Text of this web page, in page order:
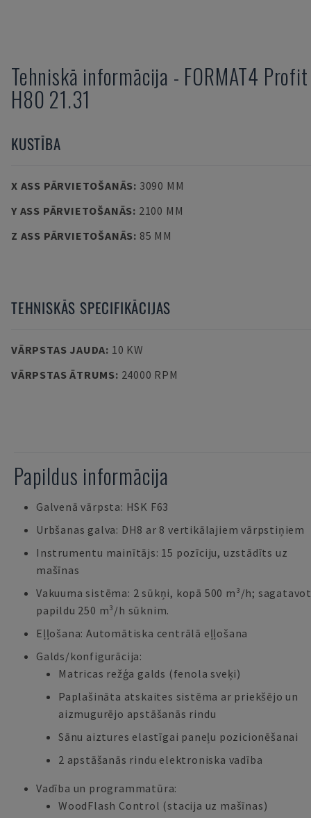
Tehniskā informācija - FORMAT4 Profit
H80 21.31
KUSTĪBA
X ASS PĀRVIETOŠANĀS: 3090 MM
Y ASS PĀRVIETOŠANĀS: 2100 MM
Z ASS PĀRVIETOŠANĀS: 85 MM
TEHNISKĀS SPECIFIKĀCIJAS
VĀRPSTAS JAUDA: 10 KW
VĀRPSTAS ĀTRUMS: 24000 RPM
Papildus informācija
Galvenā vārpsta: HSK F63
Urbšanas galva: DH8 ar 8 vertikālajiem vārpstiņiem
Instrumentu mainītājs: 15 pozīciju, uzstādīts uz
mašīnas
Vakuuma sistēma: 2 sūkņi, kopā 500 m³/h;
papildu 250 m³/h sūknim.
Eļļošana: Automātiska centrālā eļļošana
Galds/konfigurācija:
Matricas režģa galds (fenola sveķi)
Paplašināta atskaites sistēma ar priekšējo un
aizmugurējo apstāšanās rindu
Sānu aiztures elastīgai paneļu pozicionēšanai
2 apstāšanās rindu elektroniska vadība
Vadība un programmatūra:
WoodFlash Control (stacija uz mašīnas)